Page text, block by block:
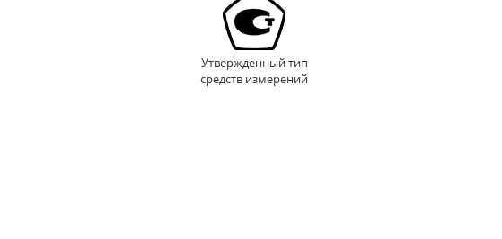
Утвержденный тип
средств измерений